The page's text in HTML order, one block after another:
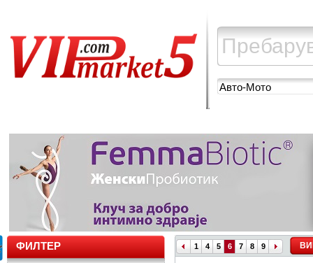
Авто-Мото
ФИЛТЕР 1 4 5 6 7 8 9